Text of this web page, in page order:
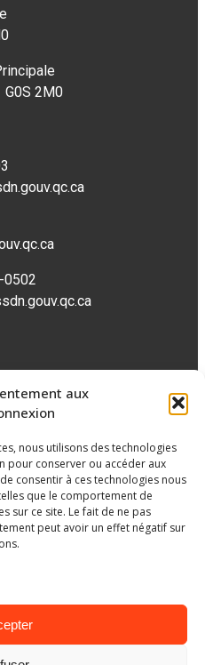
aux
nous utilisons des technologies
pour conserver ou accéder aux
consentir à ces technologies nous
que le comportement de
sur ce site. Le fait de ne pas
peut avoir un effet négatif sur
G0S 2M0
0502